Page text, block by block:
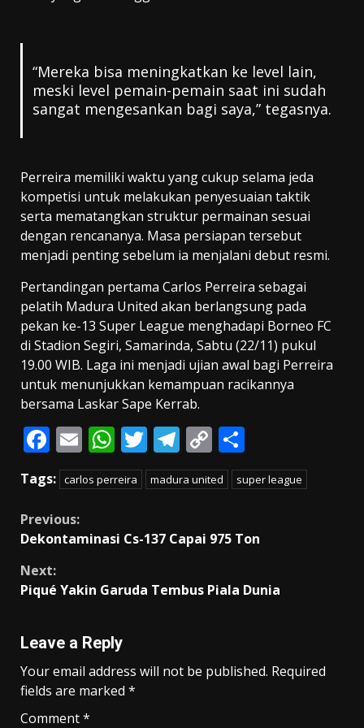
“Mereka bisa meningkatkan ke level lain,
meski level pemain-pemain saat ini sudah
sangat mengesankan bagi saya,” tegasnya.
Perreira memiliki waktu yang cukup selama jeda
kompetisi untuk melakukan penyesuaian taktik
serta mematangkan struktur permainan sesuai
dengan rencananya. Masa persiapan tersebut
menjadi penting sebelum ia menjalani debut resmi.
Pertandingan pertama Carlos Perreira sebagai
pelatih Madura United akan berlangsung pada
pekan ke-13 Super League menghadapi Borneo FC
di Stadion Segiri, Samarinda, Sabtu (22/11) pukul
19.00 WIB. Laga ini menjadi ujian awal bagi Perreira
untuk menunjukkan kemampuan racikannya
bersama Laskar Sape Kerrab.
F
ac
e
b
o
o
k
E
m
ai
W
h
at
A
p
T
w
itt
T
el
e
a
C
o
p
Li
k
h
ar
Tags: carlos perreira madura united super league
Continue
Previous:
Dekontaminasi Cs-137 Capai 975 Ton
Next:
Piqué Yakin Garuda Tembus Piala Dunia
Leave a Reply
Your email address will not be published. Required
fields are marked *
Comment*